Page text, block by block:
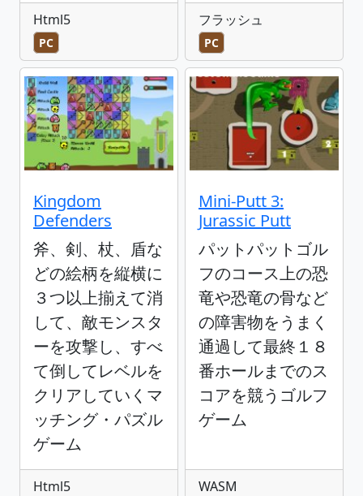
Html5
PC
フラッシュ
PC
Kingdom
Defenders
斧、剣、杖、盾な
どの絵柄を縦横に
３つ以上揃えて消
して、敵モンスタ
ーを攻撃し、すべ
て倒してレベルを
クリアしていくマ
ッチング・パズル
ゲーム
Html5
Mini-Putt 3:
Jurassic Putt
パットパットゴル
フのコース上の恐
竜や恐竜の骨など
の障害物をうまく
通過して最終１８
番ホールまでのス
コアを競うゴルフ
ゲーム
WASM